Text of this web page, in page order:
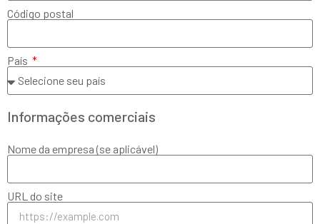
Código postal
País
Informações comerciais
Nome da empresa (se aplicável)
URL do site